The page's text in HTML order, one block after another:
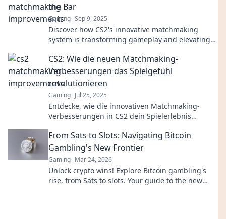
the Bar
Gaming Sep 9, 2025
Discover how CS2's innovative matchmaking
system is transforming gameplay and elevating
CS2: Wie die neuen Matchmaking-
Verbesserungen das Spielgefühl
revolutionieren
Gaming Jul 25, 2025
Entdecke, wie die innovativen Matchmaking-
Verbesserungen in CS2 dein Spielerlebnis
sorgen!
From Sats to Slots: Navigating Bitcoin
Gambling's New Frontier
Gaming Mar 24, 2026
Unlock crypto wins! Explore Bitcoin gambling's
rise, from Sats to slots. Your guide to the new